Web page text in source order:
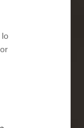
lo